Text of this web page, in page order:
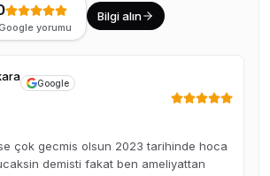
Google yorumu
Bilgi alın
Google
olsun 2023 tarihinde hoca
demisti fakat ben ameliyattan